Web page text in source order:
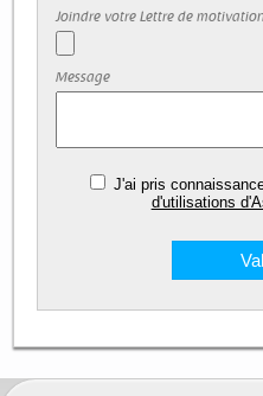
Joindre votre Lettre de
Message
J'ai pris
d'utilisations